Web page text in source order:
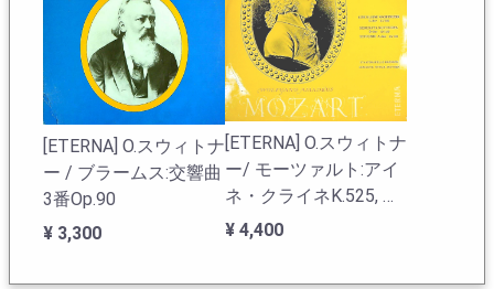
[ETERNA] O.スウィトナ
ー / ブラームス:交響曲
3番Op.90
¥ 3,300
[ETERNA] O.スウィトナ
ー/ モーツァルト:アイ
ネ・クライネK.525, セ
レナータ・ノットゥル
¥ 4,400